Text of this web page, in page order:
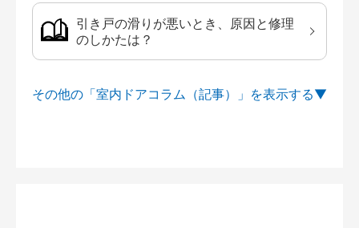
引き戸の滑りが悪いとき、原因と修理
のしかたは？
その他の「室内ドアコラム（記事）」を